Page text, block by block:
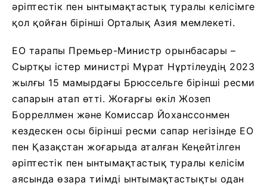
әріптестік пен ынтымақтастық туралы келісімге
қол қойған бірінші Орталық Азия мемлекеті.
ЕО тарапы Премьер-Министр орынбасары –
Сыртқы істер министрі Мұрат Нұртілеудің 2023
жылғы 15 мамырдағы Брюссельге бірінші ресми
сапарын атап өтті. Жоғарғы өкіл Жозеп
Борреллмен және Комиссар Йоханссонмен
кездескен осы бірінші ресми сапар негізінде ЕО
пен Қазақстан жоғарыда аталған Кеңейтілген
әріптестік пен ынтымақтастық туралы келісім
аясында өзара тиімді ынтымақтастықты одан